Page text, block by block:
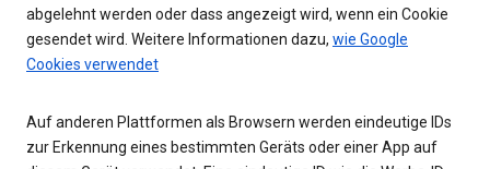
abgelehnt werden oder dass angezeigt wird, wenn ein Cookie
gesendet wird. Weitere Informationen dazu, wie Google
Cookies verwendet
Auf anderen Plattformen als Browsern werden eindeutige IDs
zur Erkennung eines bestimmten Geräts oder einer App auf